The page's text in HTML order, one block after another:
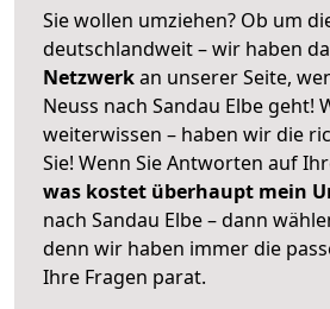
Sie wollen umziehen? Ob um
deutschlandweit – wir haben
Netzwerkan unserer Seite,
Neuss nach Sandau Elbe geht!
weiterwissen – haben wir die
Sie! Wenn Sie Antworten auf
was kostet überhaupt mein
nach Sandau Elbe – dann
denn wir haben immer die
Ihre Fragen parat.